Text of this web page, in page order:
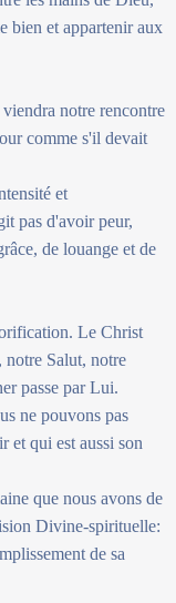
bien et appartenir aux
notre rencontre
comme s'il devait
et
pas d'avoir peur,
de louange et de
Le Christ
notre Salut, notre
passe par Lui.
ne pouvons pas
et qui est aussi son
que nous avons de
Divine-spirituelle:
de sa